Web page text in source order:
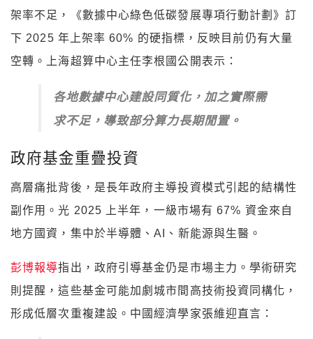
架率不足，《數據中心綠色低碳發展專項行動計劃》訂
下 2025 年上架率 60% 的硬指標，反映目前仍有大量
空轉。上海超算中心主任李根國公開表示：
各地數據中心建設同質化，加之實際需
求不足，導致部分算力長期閒置。
政府基金重疊投資
高層痛批背後，是長年政府主導投資模式引起的結構性
副作用。光 2025 上半年，一級市場有 67% 資金來自
地方國資，集中於半導體、AI、新能源與生醫。
彭博報導指出，政府引導基金仍是市場主力。學術研究
則提醒，這些基金可能加劇城市間高技術投資同構化，
形成低層次重複建設。中國經濟學家張維迎直言：